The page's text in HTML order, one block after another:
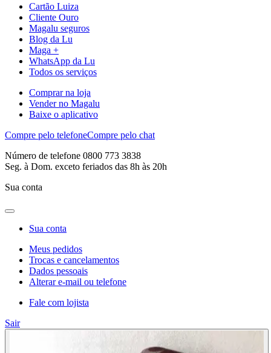
Cartão Luiza
Cliente Ouro
Magalu seguros
Blog da Lu
Maga +
WhatsApp da Lu
Todos os serviços
Comprar na loja
Vender no Magalu
Baixe o aplicativo
Compre pelo telefoneCompre pelo chat
Número de telefone 0800 773 3838
Seg. à Dom. exceto feriados das 8h às 20h
Sua conta
Sua conta
Meus pedidos
Trocas e cancelamentos
Dados pessoais
Alterar e-mail ou telefone
Fale com lojista
Sair